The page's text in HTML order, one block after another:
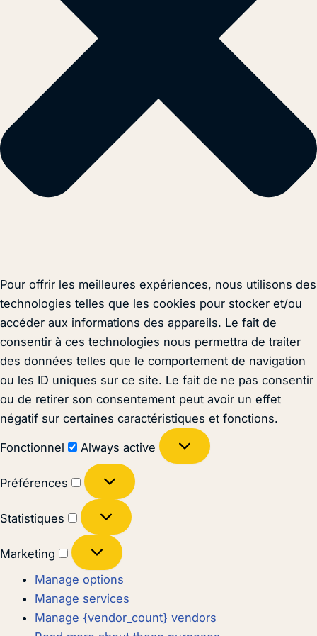
Pour offrir les meilleures expériences, nous utilisons des
technologies telles que les cookies pour stocker et/ou
accéder aux informations des appareils. Le fait de
consentir à ces technologies nous permettra de traiter
des données telles que le comportement de navigation
ou les ID uniques sur ce site. Le fait de ne pas consentir
ou de retirer son consentement peut avoir un effet
négatif sur certaines caractéristiques et fonctions.
Fonctionnel Always active
Préférences
Statistiques
Marketing
Manage options
Manage services
Manage {vendor_count} vendors